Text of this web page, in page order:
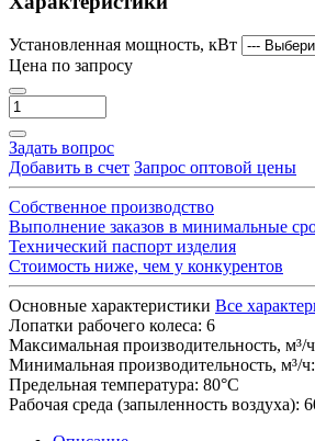
Установленная мощность, кВт
Цена по запросу
Задать вопрос
Добавить в счет Запрос оптовой цены
Собственное производство
Выполнение заказов в минимальные
Технический паспорт изделия
Стоимость ниже, чем у конкурентов
Основные характеристики Все
Лопатки рабочего колеса: 6
Максимальная производительность, м³/
Минимальная производительность, м³/ч:
Предельная температура: 80°С
Рабочая среда (запыленность воздуха):